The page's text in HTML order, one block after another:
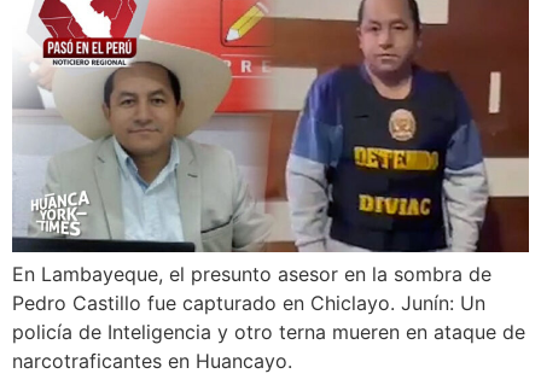
En Lambayeque, el presunto asesor en la sombra de
Pedro Castillo fue capturado en Chiclayo. Junín: Un
policía de Inteligencia y otro terna mueren en ataque de
narcotraficantes en Huancayo.